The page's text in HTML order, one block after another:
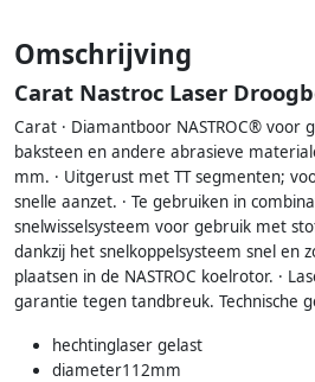
Omschrijving
Carat Nastroc Laser
Carat · Diamantboor NASTROC® voor
baksteen en andere abrasieve
mm. · Uitgerust met TT segmenten;
snelle aanzet. · Te gebruiken in
snelwisselsysteem voor gebruik met
dankzij het snelkoppelsysteem snel en
plaatsen in de NASTROC koelrotor. ·
garantie tegen tandbreuk. Technische
hechtinglaser gelast
diameter112mm